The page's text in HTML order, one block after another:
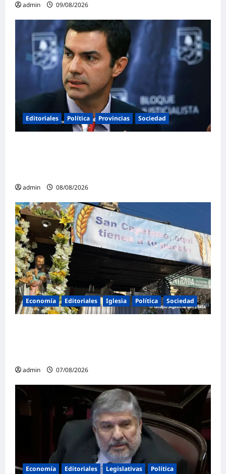
admin 09/08/2026
Editoriales Política Provincias Sociedad
admin 08/08/2026
Economía Editoriales Iglesia Política Sociedad
admin 07/08/2026
Economía Editoriales Legislativas
Política